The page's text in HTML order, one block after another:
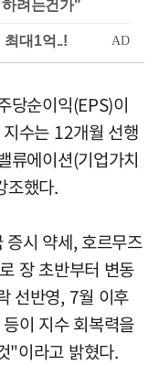
려는건가"
당순이익(EPS)이
수는 12개월 선행
류에이션(기업가치
조했다.
시 약세, 호르무즈
장 초반부터 변동
선반영, 7월 이후
이 지수 회복력을
"이라고 밝혔다.